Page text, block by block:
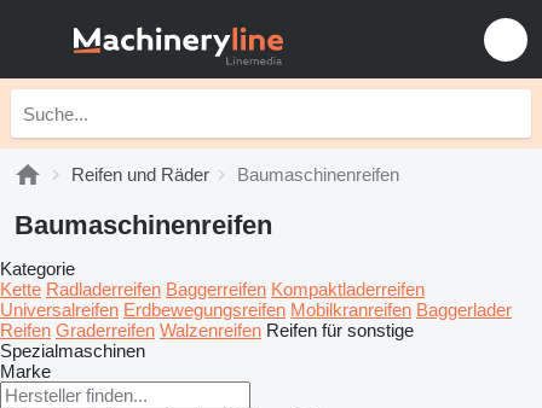
Reifen und Räder Baumaschinenreifen
Baumaschinenreifen
Kategorie
Kette Radladerreifen Baggerreifen Kompaktladerreifen
Universalreifen Erdbewegungsreifen Mobilkranreifen Baggerlader
Reifen Graderreifen Walzenreifen Reifen für sonstige
Spezialmaschinen
Marke